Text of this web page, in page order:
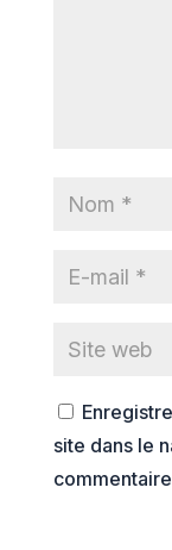
site dans le